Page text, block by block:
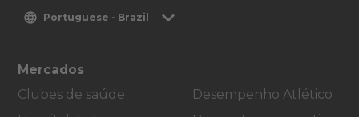
Portuguese - Brazil
Mercados
Clubes de saúde
Desempenho Atlético